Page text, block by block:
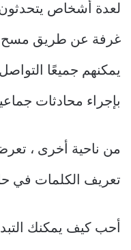
لعدة أشخاص يتحدثون
غرفة عن طريق مسح
يمكنهم جميعًا
بإجراء محادثات
تعريف الكلمات في
أحب كيف يمكنك